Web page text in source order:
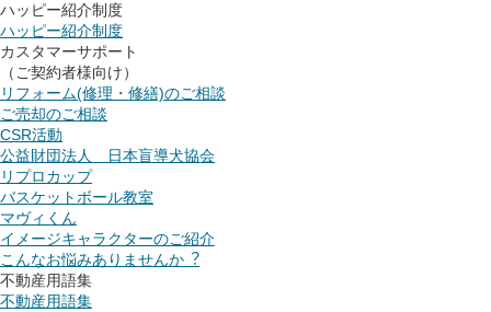
ハッピー紹介制度
ハッピー紹介制度
カスタマーサポート
（ご契約者様向け）
リフォーム(修理・修繕)のご相談
ご売却のご相談
CSR活動
公益財団法人 日本盲導犬協会
リプロカップ
バスケットボール教室
マヴィくん
イメージキャラクターのご紹介
こんなお悩みありませんか︖
不動産用語集
不動産用語集